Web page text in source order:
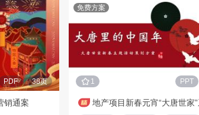
PDF 38页
销通案
免费方案
1 PPT